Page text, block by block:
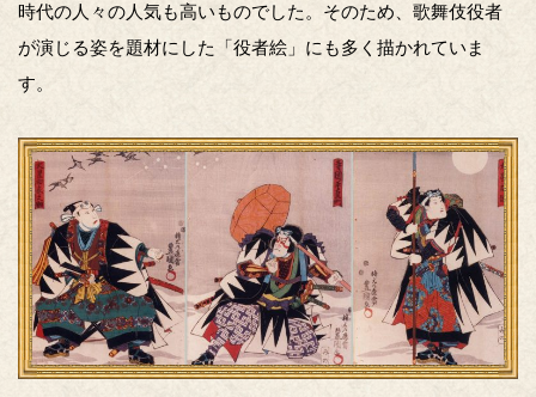
時代の人々の人気も高いものでした。そのため、歌舞伎役者
が演じる姿を題材にした「役者絵」にも多く描かれていま
す。